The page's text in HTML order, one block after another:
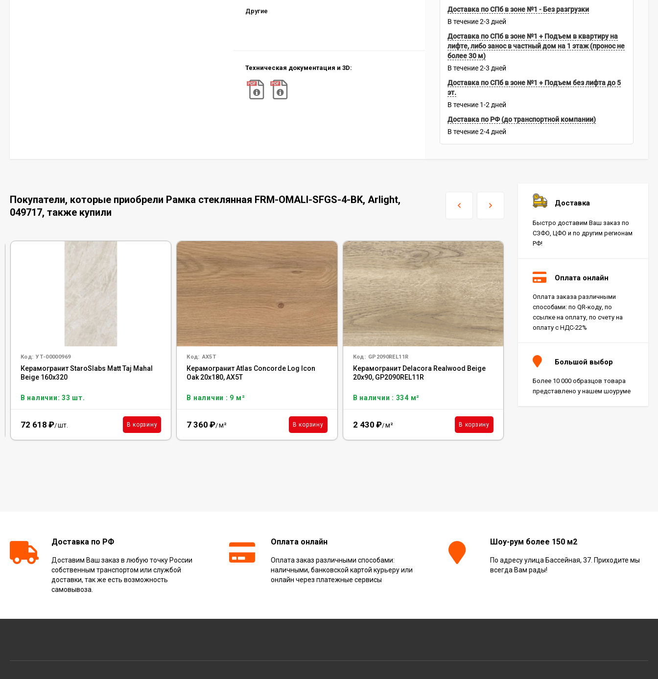
Другие
Техническая документация и 3D:
Доставка по СПб в зоне №1 - Без разгрузки
В течение 2-3 дней
Доставка по СПб в зоне №1 + Подъем в квартиру на
лифте, либо занос в частный дом на 1 этаж (пронос не
более 30 м)
В течение 2-3 дней
Доставка по СПб в зоне №1 + Подъем без лифта до 5
эт.
В течение 1-2 дней
Доставка по РФ (до транспортной компании)
В течение 2-4 дней
Покупатели, которые приобрели Рамка стеклянная FRM-OMALI-SFGS-4-BK, Arlight,
049717, также купили
Код: УТ-00000969
Керамогранит StaroSlabs Matt Taj Mahal
Beige 160x320
В наличии: 33 шт.
72 618 ₽/шт. В корзину
Код: AX5T
Керамогранит Atlas Concorde Log Icon
Oak 20x180, AX5T
В наличии : 9 м²
7 360 ₽/м² В корзину
Код: GP2090REL11R
Керамогранит Delacora Realwood Beige
20x90, GP2090REL11R
В наличии : 334 м²
2 430 ₽/м² В корзину
AX5V
Керамогранит Atlas Concorde Log Bright
Oak 20x180, AX5V
Доставка
Быстро доставим Ваш заказ по
СЗФО, ЦФО и по другим регионам
РФ!
Оплата онлайн
Оплата заказа различными
способами: по QR-коду, по
ссылке на оплату, по счету на
оплату с НДС-22%
Большой выбор
Более 10 000 образцов товара
представлено у нашем шоуруме
Доставка по РФ
Доставим Ваш заказ в любую точку России
собственным транспортом или службой
доставки, так же есть возможность
самовывоза.
Оплата онлайн
Оплата заказ различными способами:
наличными, банковской картой курьеру или
онлайн через платежные сервисы
Шоу-рум более 150 м2
По адресу улица Бассейная, 37. Приходите мы
всегда Вам рады!